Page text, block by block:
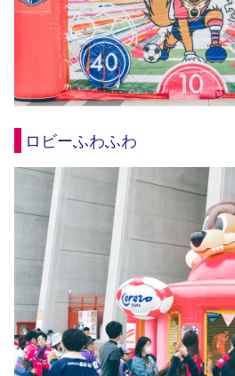
ロビーふわふわ